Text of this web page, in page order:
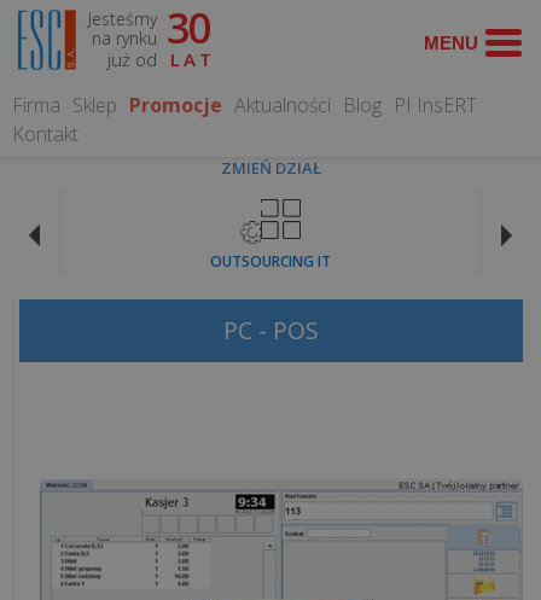
Jesteśmy
na rynku
już od
30
LAT
Firma Sklep Promocje Aktualności Blog PI InsERT
Kontakt
ZMIEŃ DZIAŁ
OUTSOURCING IT
WYSZUKAJ
dla
Systemy
sprzedaży
PC - POS